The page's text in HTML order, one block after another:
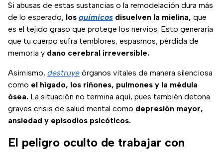
Si abusas de estas sustancias o la remodelación dura más
de lo esperado, los químicos disuelven la mielina, que
es el tejido graso que protege los nervios. Esto generaría
que tu cuerpo sufra temblores, espasmos, pérdida de
memoria y daño cerebral irreversible.
Asimismo, destruye órganos vitales de manera silenciosa
como el hígado, los riñones, pulmones y la médula
ósea. La situación no termina aquí, pues también detona
graves crisis de salud mental como depresión mayor,
ansiedad y episodios psicóticos.
El peligro oculto de trabajar con